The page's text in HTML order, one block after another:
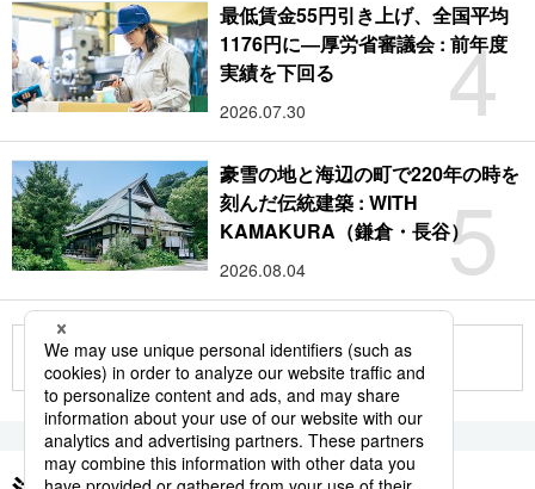
4
最低賃金55円引き上げ、全国平均
1176円に―厚労省審議会 : 前年度
実績を下回る
2026.07.30
5
豪雪の地と海辺の町で220年の時を
刻んだ伝統建築 : WITH
KAMAKURA（鎌倉・長谷）
2026.08.04
もっと見る